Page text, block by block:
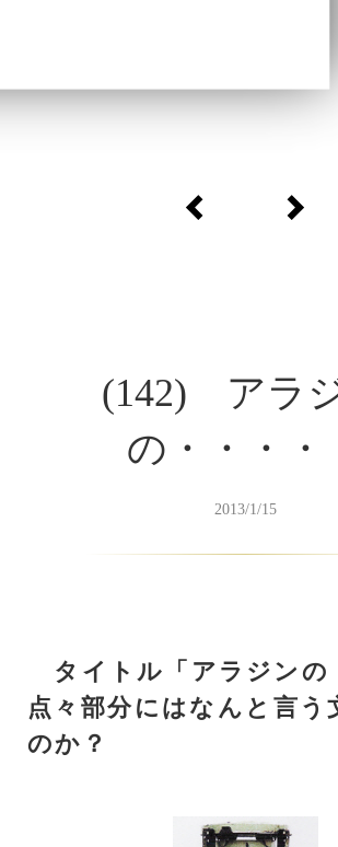
(142) アラ
の・・・・
2013/1/15
タイトル「アラジンの
点々部分にはなんと言う
のか？